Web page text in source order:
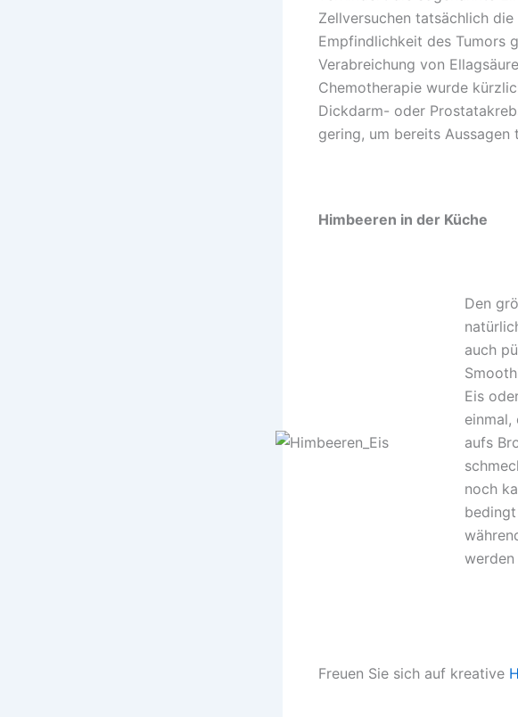
Zellversuchen tatsächlich
Empfindlichkeit des Tumors
Verabreichung von
Chemotherapie wurde
Dickdarm- oder
gering, um bereits
Himbeeren in der Küche
Den
auch
Eis
aufs
noch
Freuen Sie sich auf kreative